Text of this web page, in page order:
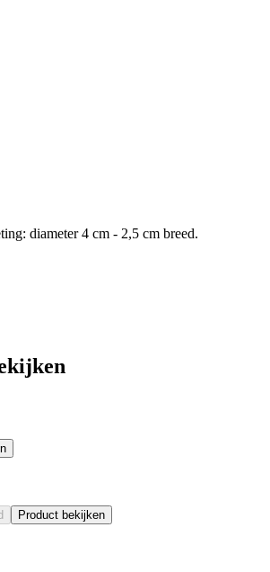
diameter 4 cm - 2,5 cm breed.
Product bekijken